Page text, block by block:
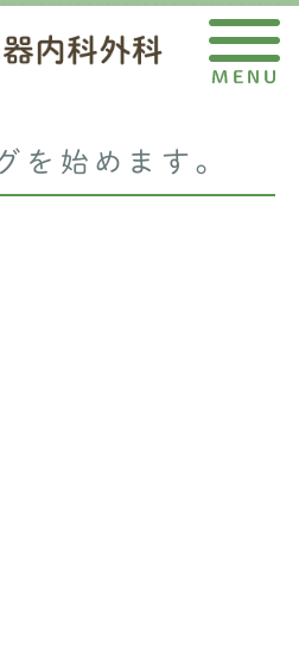
を始めます。